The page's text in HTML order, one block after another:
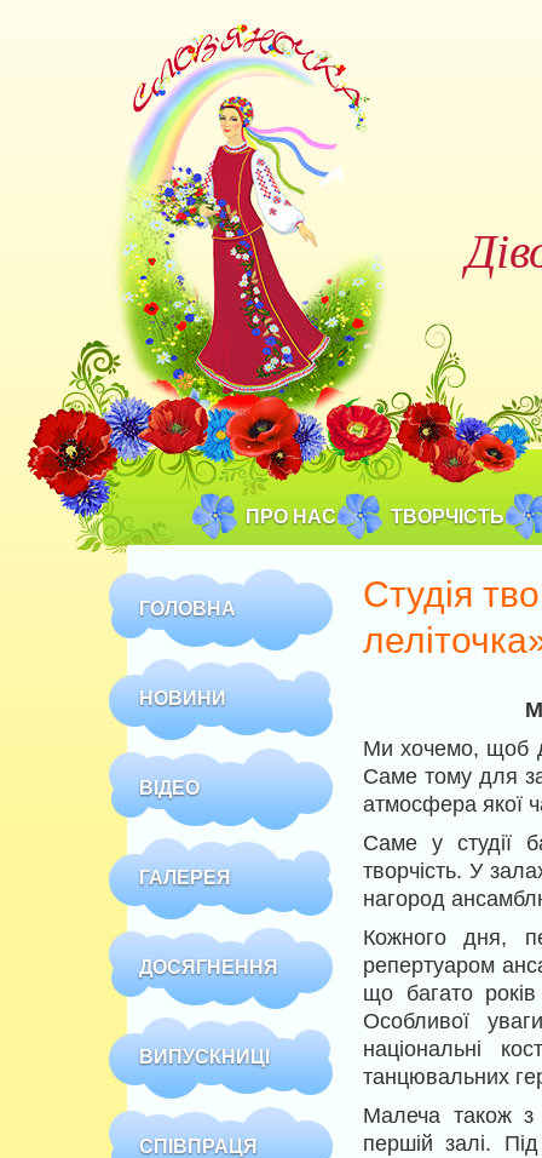
ПРО НАС ТВОРЧІСТЬ
ГОЛОВНА
НОВИНИ
ВІДЕО
ГАЛЕРЕЯ
ДОСЯГНЕННЯ
ВИПУСКНИЦІ
СПІВПРАЦЯ
Студія
Ми хочемо, щоб
Саме тому для
атмосфера якої
Саме у студії
творчість. У
нагород
Кожного дня,
репертуаром
що багато
Особливої
національні
танцювальних
Малеча також з
першій залі.